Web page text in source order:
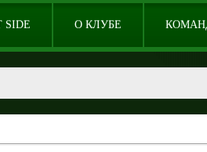
SIDE О КЛУБЕ